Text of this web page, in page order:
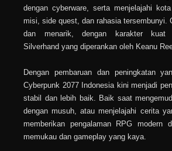
dengan cyberware, serta menjelajahi
misi, side quest, dan rahasia tersembunyi.
dan menarik, dengan karakter kuat
Silverhand yang diperankan oleh Keanu
Dengan pembaruan dan peningkatan
Cyberpunk 2077 Indonesia kini menjadi
stabil dan lebih baik. Baik saat
dengan musuh, atau menjelajahi cerita
memberikan pengalaman RPG modern
memukau dan gameplay yang kaya.